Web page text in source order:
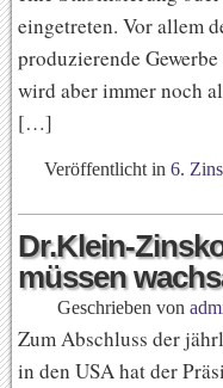
eingetreten. Vor allem
produzierende
wird aber immer noch
[…]
Veröffentlicht in 6.
Dr.Klein-
müssen
Geschrieben von
Zum Abschluss der
in den USA hat der